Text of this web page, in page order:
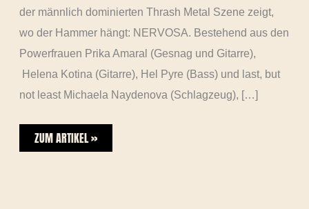
der männlich dominierten Thrash Metal Szene zeigt,
wo der Hammer hängt: NERVOSA. Bestehend aus den
Powerfrauen Prika Amaral (Gesnag und Gitarre),
Helena Kotina (Gitarre), Hel Pyre (Bass) und last, but
not least Michaela Naydenova (Schlagzeug), […]
ZUM ARTIKEL »